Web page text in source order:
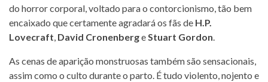
do horror corporal, voltado para o contorcionismo, tão bem
encaixado que certamente agradará os fãs de H.P.
Lovecraft, David CronenbergeStuart Gordon.
As cenas de aparição monstruosas também são sensacionais,
assim como o culto durante o parto. É tudo violento, nojento e